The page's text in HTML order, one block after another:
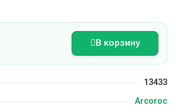
В корзину
13433
Arcoroc